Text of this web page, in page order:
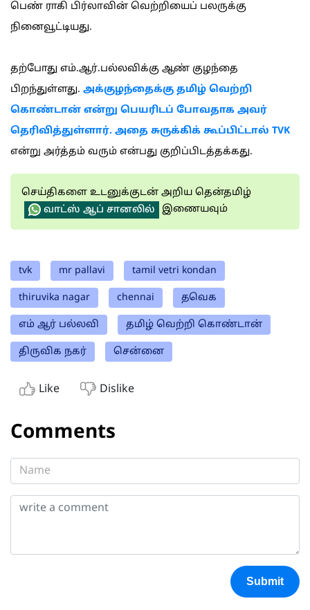
பெண் ராகி பிர்லாவின் வெற்றியைப் பலருக்கு
நினைவூட்டியது.
தற்போது எம்.ஆர்.பல்லவிக்கு ஆண் குழந்தை
பிறந்துள்ளது. அக்குழந்தைக்கு தமிழ் வெற்றி
கொண்டான் என்று பெயரிடப் போவதாக அவர்
தெரிவித்துள்ளார். அதை சுருக்கிக் கூப்பிட்டால் TVK
என்று அர்த்தம் வரும் என்பது குறிப்பிடத்தக்கது.
செய்திகளை உடனுக்குடன் அறிய தென்தமிழ்
வாட்ஸ் ஆப் சானலில்
இணையவும்
tvk mr pallavi tamil vetri kondan
thiruvika nagar chennai தவெக
எம் ஆர் பல்லவி தமிழ் வெற்றி கொண்டான்
திருவிக நகர் சென்னை
Like Dislike
Comments
Submit